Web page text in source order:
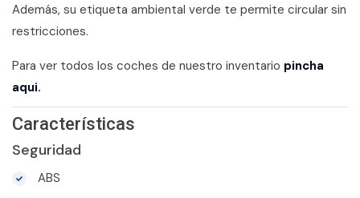
Además, su etiqueta ambiental verde te permite circular sin
restricciones.
Para ver todos los coches de nuestro inventario pincha
aqui.
Características
Seguridad
ABS